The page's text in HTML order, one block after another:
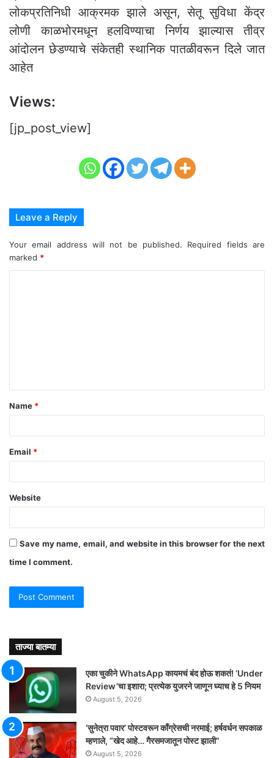
लोकप्रतिनिधी आक्रमक झाले असून, सेतू सुविधा केंद्र
लोणी काळभोरमधून हलविण्याचा निर्णय झाल्यास तीव्र
आंदोलन छेडण्याचे संकेतही स्थानिक पातळीवरून दिले जात
आहेत
Views:
[jp_post_view]
Leave a Reply
Your email address will not be published.
Required fields are
marked *
t
*
Name *
Email *
Website
Save my name, email, and website in this browser for the next
time I comment.
ताज्या बातम्या
एका चुकीने WhatsApp कायमचं बंद होऊ शकतं! ‘Under
Review’चा इशारा; प्रत्येक युजरने जाणून घ्याच हे 5 नियम
August 5, 2026
‘सुनेत्रा पवार’ पोस्टवरून काँग्रेसची नरमाई; हर्षवर्धन सपकाळ
म्हणाले, “खेद आहे… गैरसमजातून पोस्ट झाली”
August 5, 2026